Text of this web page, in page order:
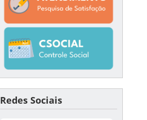
Redes Sociais